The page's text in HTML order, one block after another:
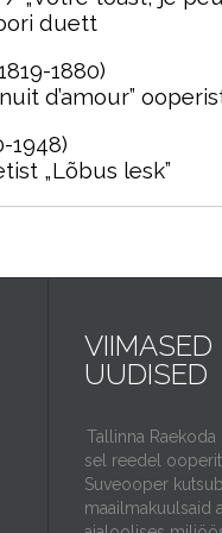
duett
1880)
d’amour”
1948)
„Lõbus lesk”
VIIMASED
UUDISED
Tallinna
sel reedel
Suveooper
maailmakuulsaid